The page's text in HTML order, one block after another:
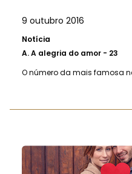
9 outubro 2016
Notícia
A.A alegria do amor - 23
O número da mais famosa